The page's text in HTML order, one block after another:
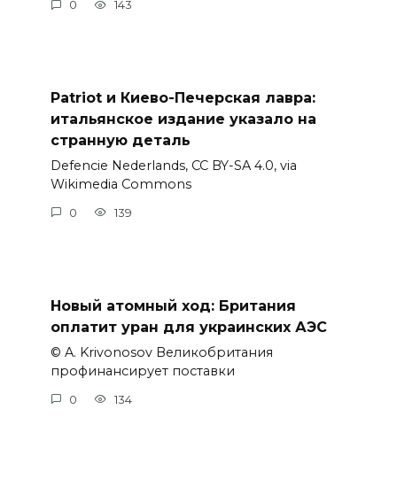
0 143
Patriot и Киево-Печерская лавра:
итальянское издание указало на
странную деталь
Defencie Nederlands, CC BY-SA 4.0, via
Wikimedia Commons
0 139
Новый атомный ход: Британия
оплатит уран для украинских АЭС
© A. Krivonosov Великобритания
профинансирует поставки
0 134